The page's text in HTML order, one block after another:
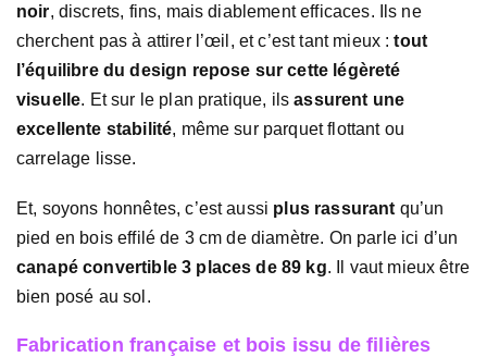
noir, discrets, fins, mais diablement efficaces. Ils ne
cherchent pas à attirer l’œil, et c’est tant mieux :tout
l’équilibre du design repose sur cette légèreté
visuelle. Et sur le plan pratique, ilsassurent une
excellente stabilité, même sur parquet flottant ou
carrelage lisse.
Et, soyons honnêtes, c’est aussi plus rassurant qu’un
pied en bois effilé de 3 cm de diamètre. On parle ici d’un
canapé convertible 3 places de 89 kg. Il vaut mieux être
bien posé au sol.
Fabrication française et bois issu de filières